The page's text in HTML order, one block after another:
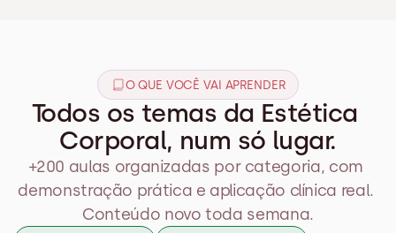
O QUE VOCÊ VAI APRENDER
Todos os temas da Estética
Corporal, num só lugar.
+200 aulas organizadas por categoria, com
demonstração prática e aplicação clínica real.
Conteúdo novo toda semana.